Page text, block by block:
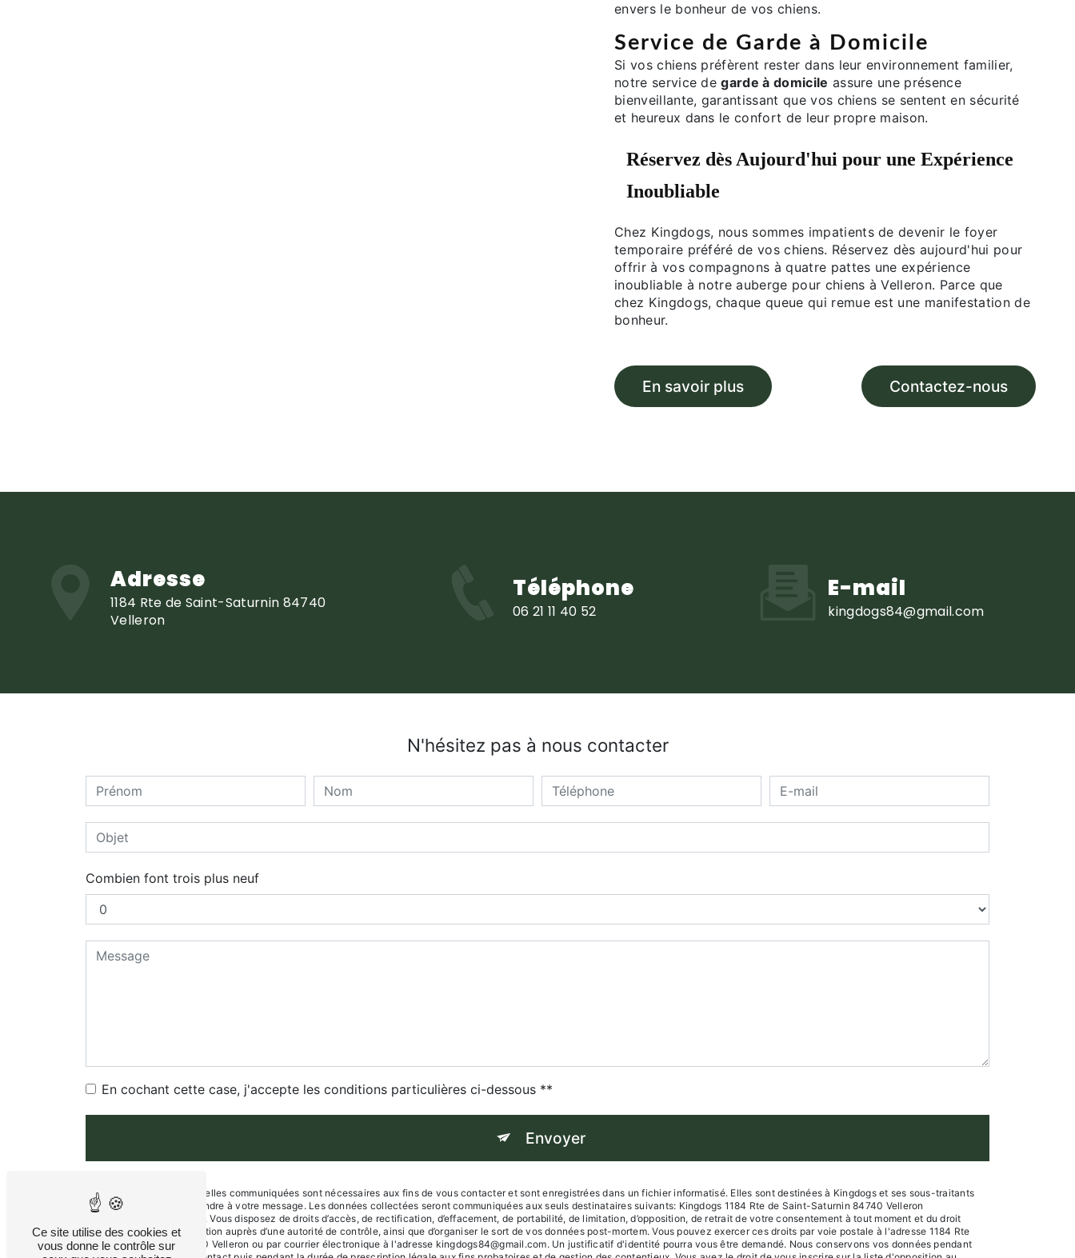
envers le bonheur de vos chiens.
Service de Garde à Domicile
Si vos chiens préfèrent rester dans leur environnement familier,
notre service degarde à domicile assure une présence
bienveillante, garantissant que vos chiens se sentent en sécurité
et heureux dans le confort de leur propre maison.
Réservez dès Aujourd'hui pour une Expérience
Inoubliable
Chez Kingdogs, nous sommes impatients de devenir le foyer
temporaire préféré de vos chiens. Réservez dès aujourd'hui pour
offrir à vos compagnons à quatre pattes une expérience
inoubliable à notre auberge pour chiens à Velleron. Parce que
chez Kingdogs, chaque queue qui remue est une manifestation de
bonheur.
En savoir plus Contactez-nous
Adresse
1184 Rte de Saint-Saturnin 84740
Velleron
Téléphone
06 21 11 40 52
E-mail
kingdogs84@gmail.com
N'hésitez pas à nous contacter
Combien font trois plus neuf
En cochant cette case, j'accepte les conditions particulières ci-dessous **
Envoyer
** Les données personnelles communiquées sont nécessaires aux fins de vous contacter et sont enregistrées dans un fichier informatisé. Elles sont destinées à Kingdogs et ses sous-traitants
dans le seul but de répondre à votre message. Les données collectées seront communiquées aux seuls destinataires suivants: Kingdogs 1184 Rte de Saint-Saturnin 84740 Velleron
kingdogs84@gmail.com. Vous disposez de droits d’accès, de rectification, d’effacement, de portabilité, de limitation, d’opposition, de retrait de votre consentement à tout moment et du droit
d’introduire une réclamation auprès d’une autorité de contrôle, ainsi que d’organiser le sort de vos données post-mortem. Vous pouvez exercer ces droits par voie postale à l'adresse 1184 Rte
de Saint-Saturnin 84740 Velleron ou par courrier électronique à l'adresse kingdogs84@gmail.com. Un justificatif d'identité pourra vous être demandé. Nous conservons vos données pendant
Ce site utilise des cookies et
vous donne le contrôle sur